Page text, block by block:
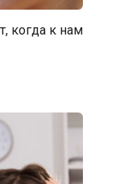
когда к нам